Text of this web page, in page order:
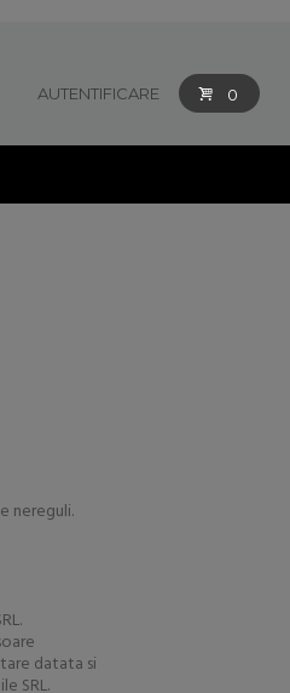
0
AUTENTIFICARE
nereguli.
datata si
SRL.